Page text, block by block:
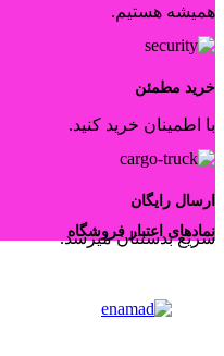
همیشه هستیم.
خرید مطمئن
با اطمینان خرید کنید.
ارسال رایگان
سریع بدستتان میرسد.
نمادهای اعتبار فروشگاه